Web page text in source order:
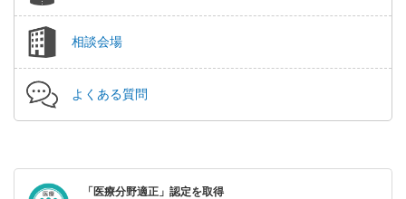
相談会場
よくある質問
「医療分野適正」認定を取得